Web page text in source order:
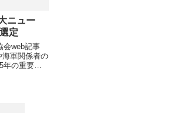
ニュー
定
会web記事
海軍関係者の
の重要事